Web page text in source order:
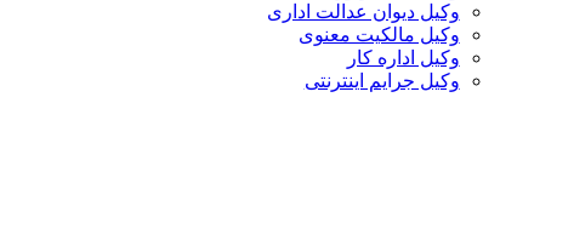
وکیل دیوان عدالت اداری
وکیل مالکیت معنوی
وکیل اداره کار
وکیل جرایم اینترنتی